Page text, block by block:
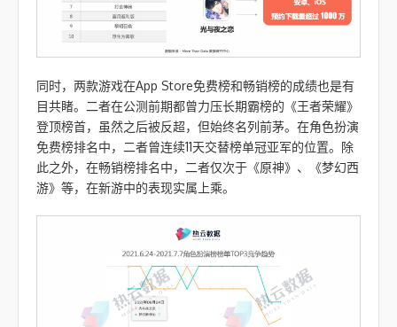
同时，两款游戏在App Store免费榜和畅销榜的成绩也是有
目共睹。二者在公测前期都曾力压长期霸榜的《王者荣耀》
登顶榜首，虽然之后被反超，但始终名列前茅。在角色扮演
免费榜排名中，二者曾连续11天交替榜单冠亚军的位置。除
此之外，在畅销榜排名中，二者仅次于《原神》、《梦幻西
游》等，在新游中的表现实属上乘。